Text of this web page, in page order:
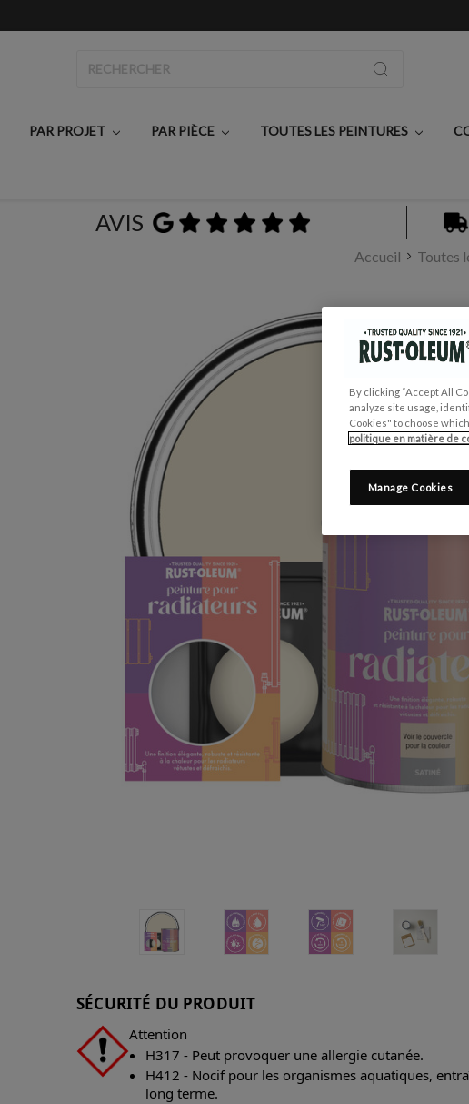
PAR PROJET PAR PIÈCE TOUTES LES PEINTURES
AVIS
Accueil Toutes
SÉCURITÉ DU PRODUIT
Attention
H317 - Peut provoquer une allergie cutanée.
H412 - Nocif pour les organismes aquatiques,
long terme.
By clicking “Accept All
analyze site usage,
Cookies" to choose
politique en matière de
Manage Cookies